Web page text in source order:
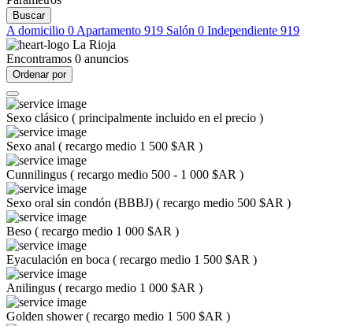
Buscar
A domicilio 0 Apartamento 919 Salón 0 Independiente 919
La Rioja
Encontramos 0 anuncios
Ordenar por
Sexo clásico ( principalmente incluido en el precio )
Sexo anal ( recargo medio 1 500 $AR )
Cunnilingus ( recargo medio 500 - 1 000 $AR )
Sexo oral sin condón (BBBJ) ( recargo medio 500 $AR )
Beso ( recargo medio 1 000 $AR )
Eyaculación en boca ( recargo medio 1 500 $AR )
Anilingus ( recargo medio 1 000 $AR )
Golden shower( recargo medio 1 500 $AR )